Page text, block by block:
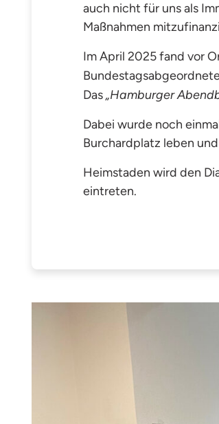
auch nicht für uns als
Maßnahmen
Im April 2025 fand vor
Das„Hamburger
Dabei wurde noch
Burchardplatz leben
Heimstaden wird den
eintreten.